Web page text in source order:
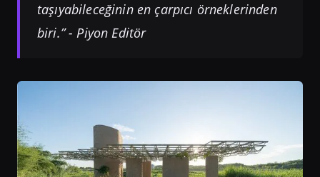
taşıyabileceğinin en çarpıcı örneklerinden
biri.” - Piyon Editör